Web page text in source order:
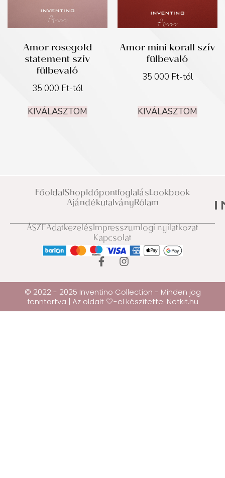
Amor rosegold
statement szív
fülbevaló
35 000 Ft-tól
KIVÁLASZTOM
Amor mini korall szív
fülbevaló
35 000 Ft-tól
KIVÁLASZTOM
FőoldalShopIdőpontfoglalásLookbook
AjándékutalványRólam
ÁSZFAdatkezelésImpresszumJogi nyilatkozat
Kapcsolat
© 2022 - 2025 Inventino Collection - Minden jog
fenntartva | Az oldalt 🤍-el készítette: Netkit.hu